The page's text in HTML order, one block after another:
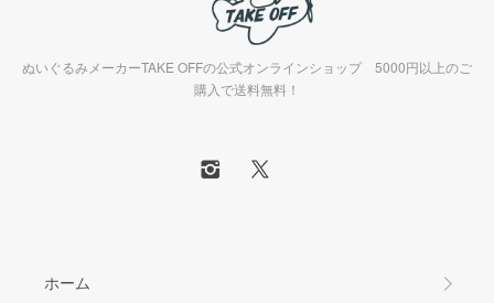
ぬいぐるみメーカーTAKE OFFの公式オンラインショップ 5000円以上のご
購入で送料無料！
ホーム